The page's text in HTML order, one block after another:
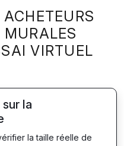
MURALES
VIRTUEL
la
la taille réelle de